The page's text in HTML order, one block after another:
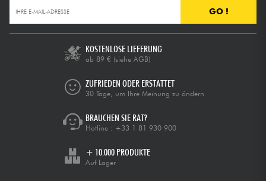
GO !
KOSTENLOSE LIEFERUNG
ab 89 € (siehe AGB)
ZUFRIEDEN ODER ERSTATTET
30 Tage, um Ihre Meinung zu ändern
BRAUCHEN SIE RAT?
Hotline : +33 1 81 930 900
+ 10.000 PRODUKTE
Auf Lager